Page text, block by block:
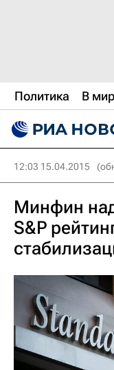
Политика В
12:03 15.04.2015
Минфин
S&P